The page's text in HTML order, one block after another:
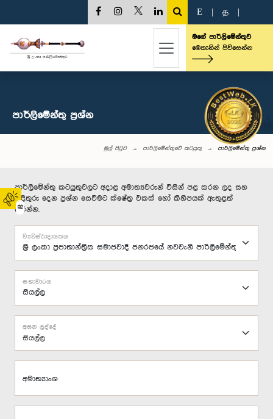
02
E த
මගේ පාර්ලිමේන්තුව
මෙතැනින් පිවිසෙන්න
පාර්ලි‌මේන්තු‌ ප්‍රශ්න
මුල් පිටුව පාර්ලිමේන්තුවේ කටයුතු පාර්ලි‌මේන්තු‌ ප්‍රශ්න
පාර්ලිමේන්තු කටයුතුවලට අදාළ අමාත්‍යවරුන් විසින් පළ කරන ලද සහ
පිළිතුරු දෙන ප්‍රශ්න සෙවීමට ක්ෂේත්‍ර එකක් හෝ කිහිපයක් ඇතුළත්
කරන්න.
ව්‍යවස්ථාදායකය
සභාවාරය
සියල්ල
අසන ලද්දේ
අමාත්‍යාංශ